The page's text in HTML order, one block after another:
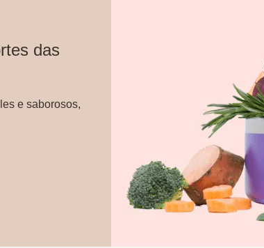
das
e saborosos,